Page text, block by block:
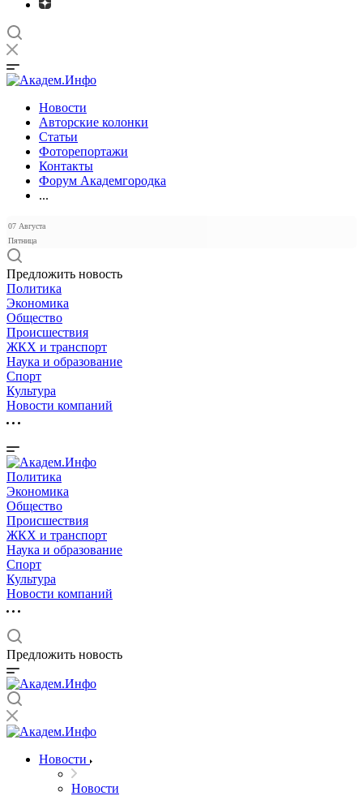
Новости
Авторские колонки
Статьи
Фоторепортажи
Контакты
Форум Академгородка
...
07 Августа
Пятница
Предложить новость
Политика
Экономика
Общество
Происшествия
ЖКХ и транспорт
Наука и образование
Спорт
Культура
Новости компаний
Политика
Экономика
Общество
Происшествия
ЖКХ и транспорт
Наука и образование
Спорт
Культура
Новости компаний
Предложить новость
Новости
Новости